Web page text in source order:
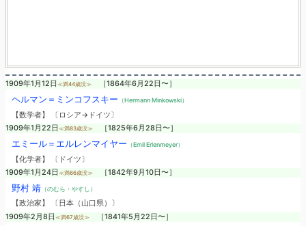
1909年1月12日 ≪満44歳没≫ ［1864年6月22日〜］
ヘルマン＝ミンコフスキー （Hermann Minkowski）
【数学者】 〔ロシア→ドイツ〕
1909年1月22日 ≪満83歳没≫ ［1825年6月28日〜］
エミール＝エルレンマイヤー （Emil Erlenmeyer）
【化学者】 〔ドイツ〕
1909年1月24日 ≪満66歳没≫ ［1842年9月10日〜］
野村 靖（のむら・やすし）
【政治家】 〔日本（山口県）〕
1909年2月8日 ≪満67歳没≫ ［1841年5月22日〜］